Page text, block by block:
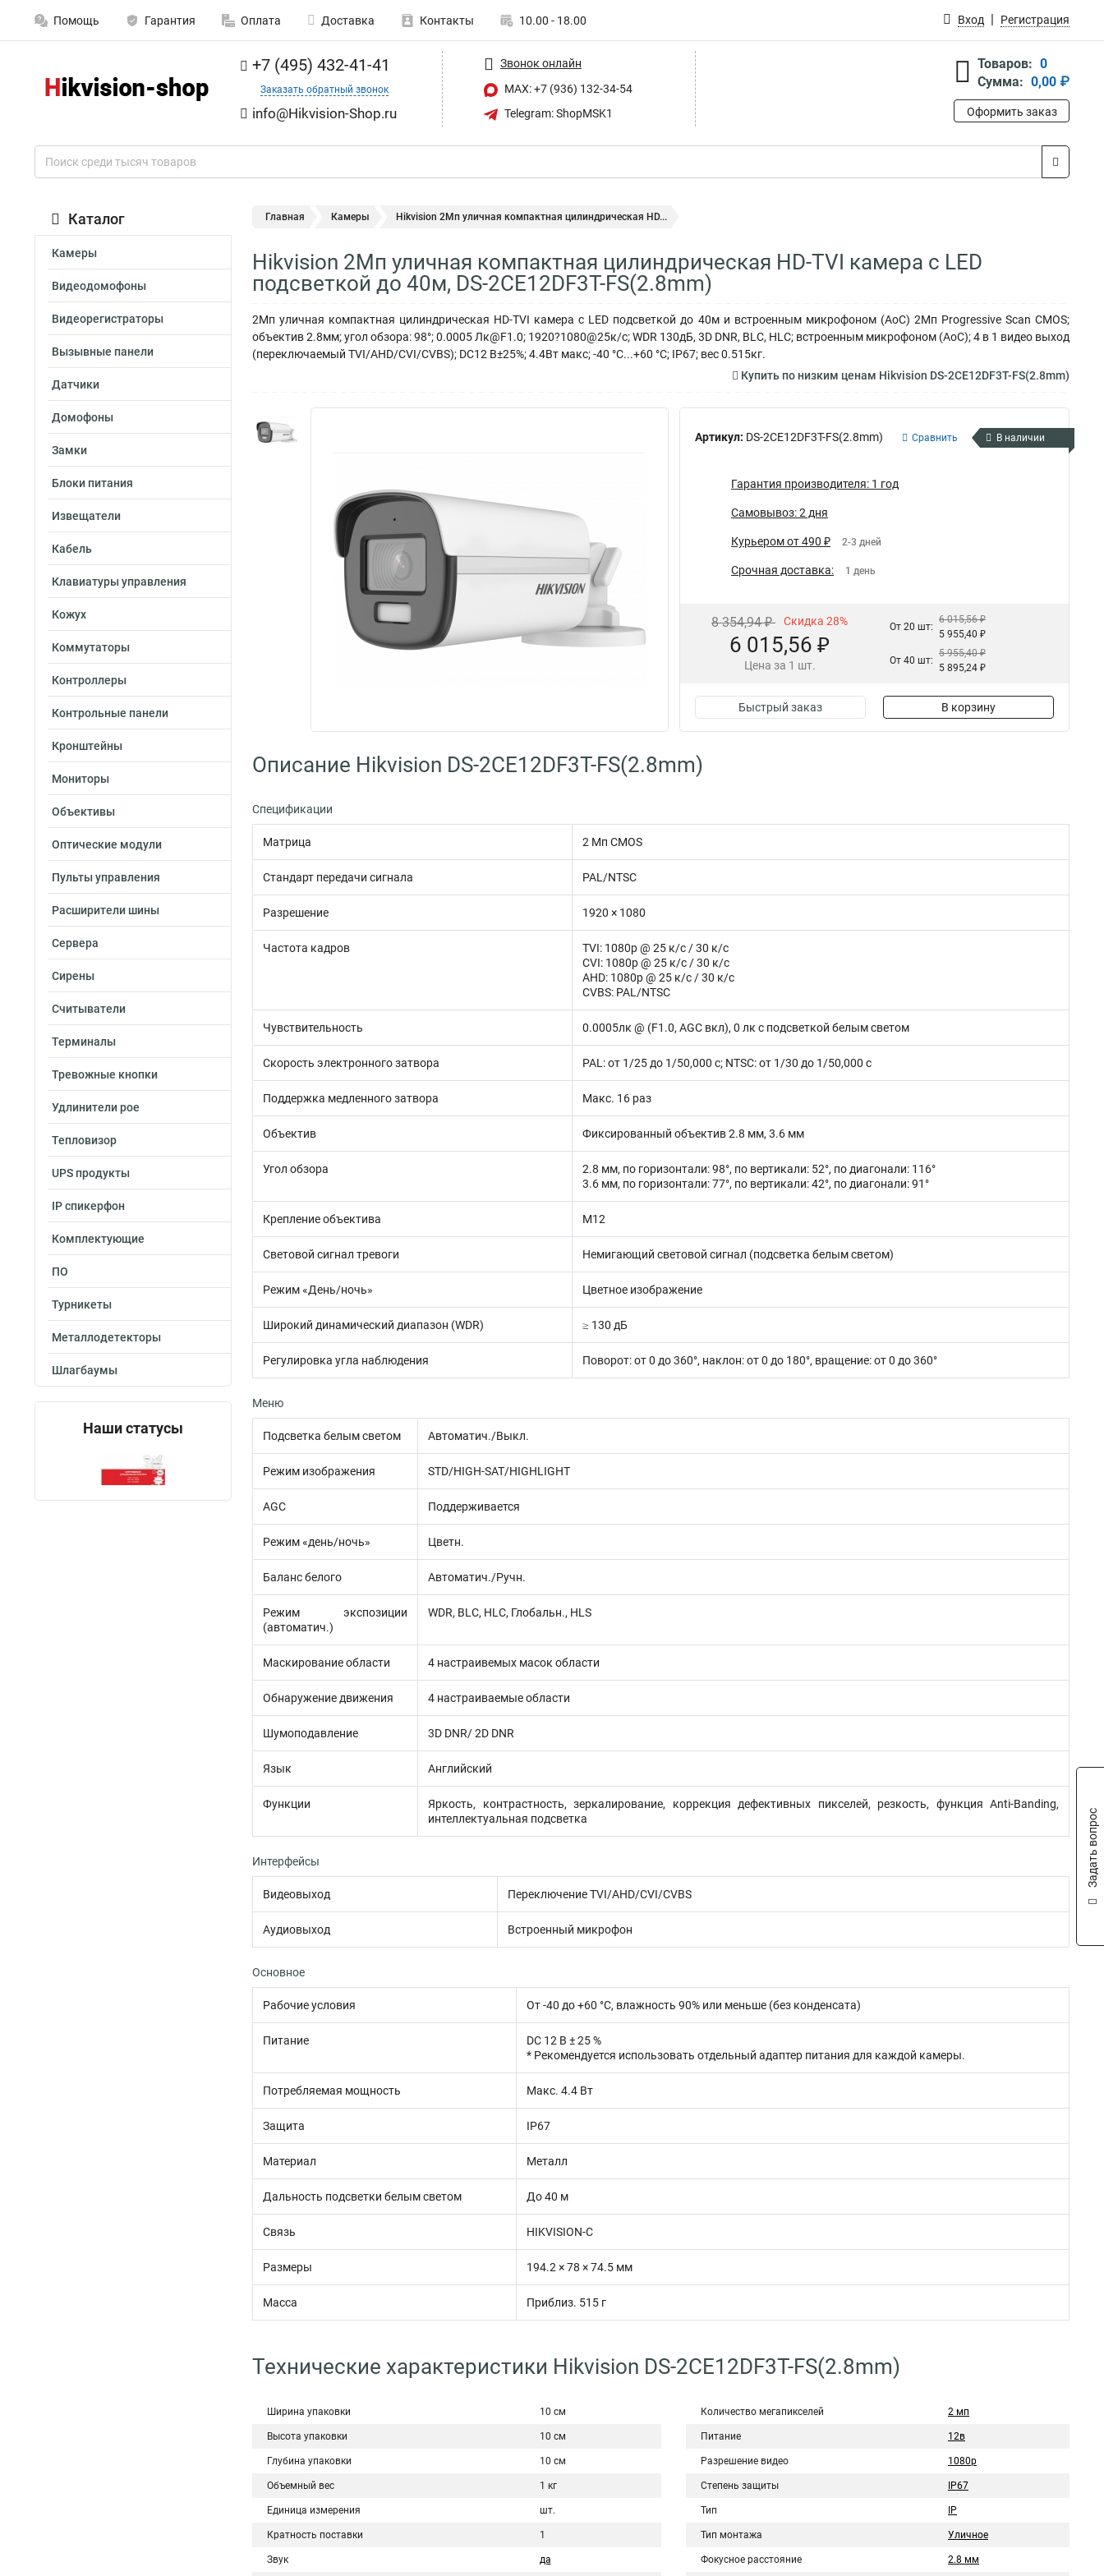
Помощь Гарантия Оплата Доставка Контакты 10.00 - 18.00 Вход Регистрация
+7 (495) 432-41-41
Заказать обратный звонок
info@Hikvision-Shop.ru
Звонок онлайн
MAX: +7 (936) 132-34-54
Telegram: ShopMSK1
Товаров: 0
Сумма: 0,00 ₽
Оформить заказ
Каталог
Камеры
Видеодомофоны
Видеорегистраторы
Вызывные панели
Датчики
Домофоны
Замки
Блоки питания
Извещатели
Кабель
Клавиатуры управления
Кожух
Коммутаторы
Контроллеры
Контрольные панели
Кронштейны
Мониторы
Объективы
Оптические модули
Пульты управления
Расширители шины
Сервера
Сирены
Считыватели
Терминалы
Тревожные кнопки
Удлинители poe
Тепловизор
UPS продукты
IP спикерфон
Комплектующие
ПО
Турникеты
Металлодетекторы
Шлагбаумы
Наши статусы
Главная Камеры Hikvision 2Мп уличная компактная цилиндрическая HD...
Hikvision 2Мп уличная компактная цилиндрическая HD-TVI камера с LED
подсветкой до 40м, DS-2CE12DF3T-FS(2.8mm)
2Мп уличная компактная цилиндрическая HD-TVI камера с LED подсветкой до 40м и встроенным микрофоном (AoC) 2Мп Progressive Scan CMOS;
объектив 2.8мм; угол обзора: 98°; 0.0005 Лк@F1.0; 1920?1080@25к/с; WDR 130дБ, 3D DNR, BLC, HLC; встроенным микрофоном (AoC); 4 в 1 видео выход
(переключаемый TVI/AHD/CVI/CVBS); DC12 В±25%; 4.4Вт макс; -40 °C...+60 °C; IP67; вес 0.515кг.
Купить по низким ценам Hikvision DS-2CE12DF3T-FS(2.8mm)
Артикул: DS-2CE12DF3T-FS(2.8mm) Сравнить В наличии
Гарантия производителя: 1 год
Самовывоз: 2 дня
Курьером от 490 ₽ 2-3 дней
Срочная доставка: 1 день
8 354,94 ₽ Скидка 28%
6 015,56 ₽
Цена за 1 шт.
От 20 шт:
6 015,56 ₽
5 955,40 ₽
От 40 шт:
5 955,40 ₽
5 895,24 ₽
Быстрый заказ В корзину
Описание Hikvision DS-2CE12DF3T-FS(2.8mm)
Спецификации
Матрица 2 Мп CMOS
Стандарт передачи сигнала PAL/NTSC
Разрешение 1920 × 1080
Частота кадров
TVI: 1080p @ 25 к/с / 30 к/с
CVI: 1080p @ 25 к/с / 30 к/с
AHD: 1080p @ 25 к/с / 30 к/с
CVBS: PAL/NTSC
Чувствительность 0.0005лк @ (F1.0, AGC вкл), 0 лк с подсветкой белым светом
Скорость электронного затвора PAL: от 1/25 до 1/50,000 с; NTSC: от 1/30 до 1/50,000 с
Поддержка медленного затвора Макс. 16 раз
Объектив Фиксированный объектив 2.8 мм, 3.6 мм
Угол обзора
2.8 мм, по горизонтали: 98°, по вертикали: 52°, по диагонали: 116°
3.6 мм, по горизонтали: 77°, по вертикали: 42°, по диагонали: 91°
Крепление объектива М12
Световой сигнал тревоги Немигающий световой сигнал (подсветка белым светом)
Режим «День/ночь» Цветное изображение
Широкий динамический диапазон (WDR) ≥ 130 дБ
Регулировка угла наблюдения Поворот: от 0 до 360°, наклон: от 0 до 180°, вращение: от 0 до 360°
Меню
Подсветка белым светом Автоматич./Выкл.
Режим изображения STD/HIGH-SAT/HIGHLIGHT
AGC Поддерживается
Режим «день/ночь» Цветн.
Баланс белого Автоматич./Ручн.
Режим экспозиции
(автоматич.)
WDR, BLC, HLC, Глобальн., HLS
Маскирование области 4 настраивемых масок области
Обнаружение движения 4 настраиваемые области
Шумоподавление 3D DNR/ 2D DNR
Язык Английский
Функции
Яркость, контрастность, зеркалирование, коррекция дефективных пикселей, резкость, функция Anti-Banding,
интеллектуальная подсветка
Интерфейсы
Видеовыход Переключение TVI/AHD/CVI/CVBS
Аудиовыход Встроенный микрофон
Основное
Рабочие условия От -40 до +60 °C, влажность 90% или меньше (без конденсата)
Питание
DC 12 В ± 25 %
* Рекомендуется использовать отдельный адаптер питания для каждой камеры.
Потребляемая мощность Макс. 4.4 Вт
Защита IP67
Материал Металл
Дальность подсветки белым светом До 40 м
Связь HIKVISION-C
Размеры 194.2 × 78 × 74.5 мм
Масса Приблиз. 515 г
Технические характеристики Hikvision DS-2CE12DF3T-FS(2.8mm)
Ширина упаковки 10 см
Высота упаковки 10 см
Глубина упаковки 10 см
Объемный вес 1 кг
Единица измерения шт.
Кратность поставки 1
Звук да
Количество мегапикселей 2 мп
Питание 12в
Разрешение видео 1080p
Степень защиты IP67
Тип IP
Тип монтажа Уличное
Фокусное расстояние 2.8 мм
Задать вопрос